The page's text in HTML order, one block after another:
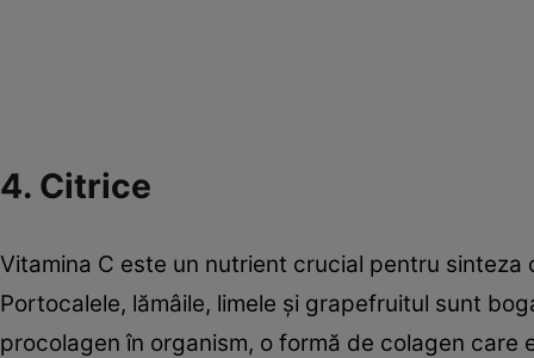
4. Citrice
Vitamina C este un nutrient crucial pentru
Portocalele, lămâile, limele și grapefruitul sunt
procolagen în organism, o formă de colagen care